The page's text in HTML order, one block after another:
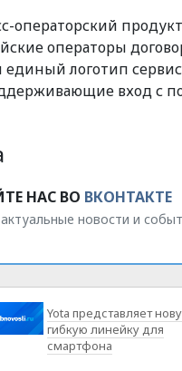
операторы
единый логотип
вход с
НАС ВО ВКОНТАКТЕ
новости и
Yota представляет
гибкую линейку для
смартфона